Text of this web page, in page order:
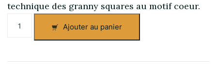
technique des granny squares au motif coeur.
du
Ajouter au panier